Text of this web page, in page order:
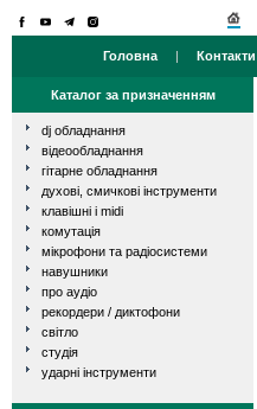
Головна | Контакти
Каталог за призначенням
dj обладнання
відеообладнання
гітарне обладнання
духові, смичкові інструменти
клавішні і midi
комутація
мікрофони та радіосистеми
навушники
про аудіо
рекордери / диктофони
світло
студія
ударні інструменти